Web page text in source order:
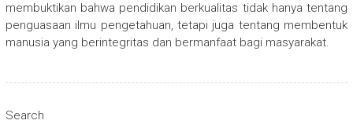
membuktikan bahwa pendidikan berkualitas tidak hanya tentang
penguasaan ilmu pengetahuan, tetapi juga tentang membentuk
manusia yang berintegritas dan bermanfaat bagi masyarakat.
Search